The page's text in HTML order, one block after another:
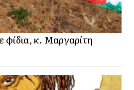
φίδια, κ. Μαργαρίτη